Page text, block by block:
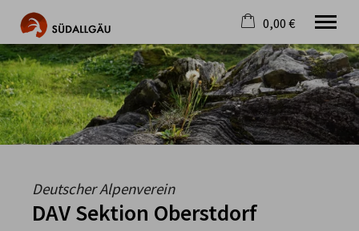
Die schönste Seite im Allgäu
Aktuell
Destination
Gastgeber
Wandern
Mountainbike
Tipps
0,00 €
×
Warenkorb ist leer
Deutscher Alpenverein
DAV Sektion Oberstdorf